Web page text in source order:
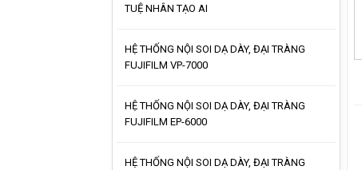
TUỆ NHÂN TẠO AI
HỆ THỐNG NỘI SOI DẠ DÀY, ĐẠI TRÀNG
FUJIFILM VP-7000
HỆ THỐNG NỘI SOI DẠ DÀY, ĐẠI TRÀNG
FUJIFILM EP-6000
HỆ THỐNG NỘI SOI DẠ DÀY, ĐẠI TRÀNG